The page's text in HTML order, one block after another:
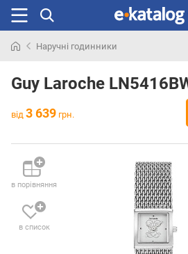
раніше
Наручні годинники
Guy Laroche
від 3 639 грн.
в порівняння
в список